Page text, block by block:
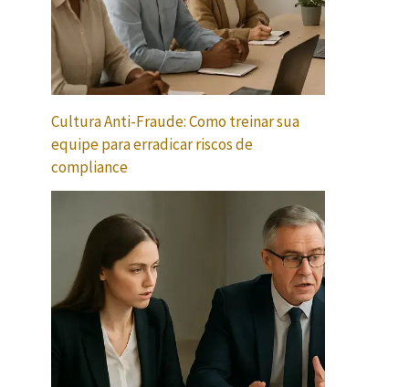
Cultura Anti-Fraude: Como treinar sua
equipe para erradicar riscos de
compliance